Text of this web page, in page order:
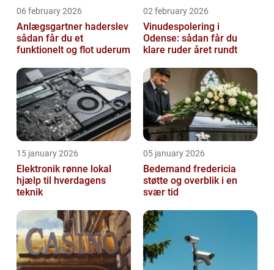
06 february 2026
Anlægsgartner haderslev
sådan får du et
funktionelt og flot uderum
02 february 2026
Vinudespolering i
Odense: sådan får du
klare ruder året rundt
15 january 2026
Elektronik rønne lokal
hjælp til hverdagens
teknik
05 january 2026
Bedemand fredericia
støtte og overblik i en
svær tid